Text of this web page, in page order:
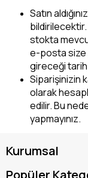
Satın
stokta
e-posta size
gireceği tarih
Siparişinizin
olarak
edilir. Bu
yapmayınız.
Kurumsal
Popüler